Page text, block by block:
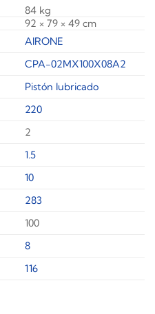
84 kg
92 × 79 × 49 cm
AIRONE
CPA-02MX100X08A2
Pistón lubricado
220
2
1.5
10
283
100
8
116